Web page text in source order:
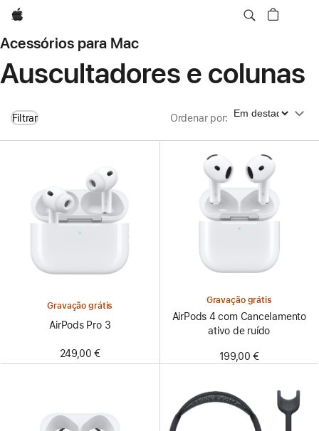
Apple
Acessórios para Mac
Auscultadores e colunas
Filtrar Ordenar por: Ordenar por
Gravação grátis
AirPods Pro 3
249,00 €
Gravação grátis
AirPods 4 com Cancelamento
ativo de ruído
199,00 €